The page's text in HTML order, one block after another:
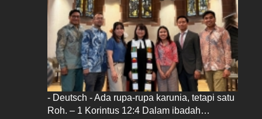
- Deutsch - Ada rupa-rupa karunia, tetapi satu
Roh. – 1 Korintus 12:4 Dalam ibadah…